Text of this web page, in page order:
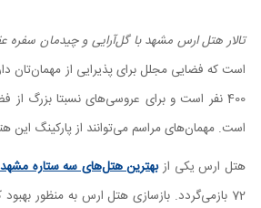
تالار هتل ارس مشهد با گل‌آرایی و چیدمان سفره
400 نفر است و برای عروسی‌های نسبتا بزرگ از
است. مهمان‌های مراسم‌ می‌توانند از پارکینگ این
هتل ارس یکی ازبهترین هتل‌های سه ستاره مشهد
72 بازمی‌گردد. بازسازی هتل ارس به منظور